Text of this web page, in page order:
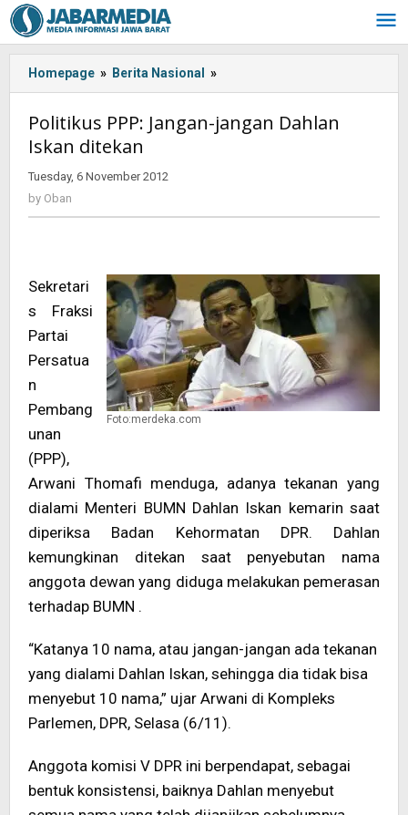
Skip
to
content
Homepage » Berita Nasional »
PPP:
jangan
Politikus PPP: Jangan-jangan Dahlan
Iskan ditekan
Tuesday, 6 November 2012
by Oban
Foto:merdeka.com
Sekretari
s Fraksi
Partai
Persatua
n
Pembang
unan
(PPP),
Arwani Thomafi menduga, adanya tekanan yang
dialami Menteri BUMN Dahlan Iskan kemarin saat
diperiksa Badan Kehormatan DPR. Dahlan
kemungkinan ditekan saat penyebutan nama
anggota dewan yang diduga melakukan pemerasan
terhadap BUMN .
“Katanya 10 nama, atau jangan-jangan ada tekanan
yang dialami Dahlan Iskan, sehingga dia tidak bisa
menyebut 10 nama,” ujar Arwani di Kompleks
Parlemen, DPR, Selasa (6/11).
Anggota komisi V DPR ini berpendapat, sebagai
bentuk konsistensi, baiknya Dahlan menyebut